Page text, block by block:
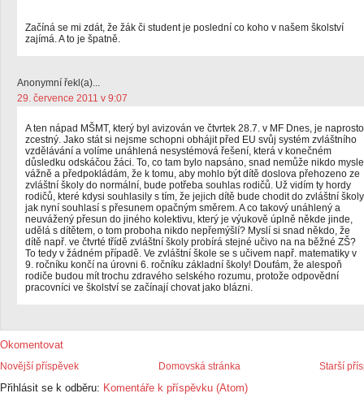
Začíná se mi zdát, že žák či student je poslední co koho v našem školství
zajímá. A to je špatně.
Anonymní řekl(a)...
29. července 2011 v 9:07
A ten nápad MŠMT, který byl avizován ve čtvrtek 28.7. v MF Dnes, je naprosto
zcestný. Jako stát si nejsme schopni obhájit před EU svůj systém zvláštního
vzdělávání a volíme unáhlená nesystémová řešení, která v konečném
důsledku odskáčou žáci. To, co tam bylo napsáno, snad nemůže nikdo
vážně a předpokládám, že k tomu, aby mohlo být dítě doslova přehozeno ze
zvláštní školy do normální, bude potřeba souhlas rodičů. Už vidím ty hordy
rodičů, které kdysi souhlasily s tím, že jejich dítě bude chodit do zvláštní
jak nyní souhlasí s přesunem opačným směrem. A co takový unáhlený a
neuvážený přesun do jiného kolektivu, který je výukově úplně někde jinde,
udělá s dítětem, o tom proboha nikdo nepřemýšlí? Myslí si snad někdo, že
dítě např. ve čtvrté třídě zvláštní školy probírá stejné učivo na na běžné ZŠ?
To tedy v žádném případě. Ve zvláštní škole se s učivem např. matematiky v
9. ročníku končí na úrovni 6. ročníku základní školy! Doufám, že alespoň
rodiče budou mít trochu zdravého selského rozumu, protože odpovědní
pracovníci ve školství se začínají chovat jako blázni.
Okomentovat
Novější příspěvek Starší
Domovská stránka
Přihlásit se k odběru: Komentáře k příspěvku (Atom)